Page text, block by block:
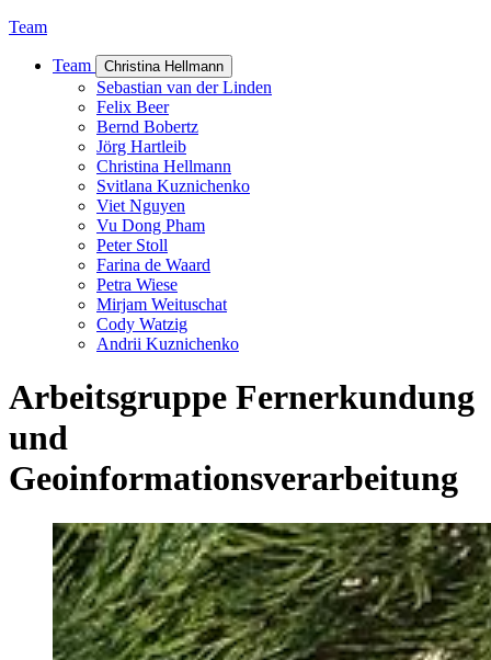
Team
Team Christina Hellmann
Sebastian van der Linden
Felix Beer
Bernd Bobertz
Jörg Hartleib
Christina Hellmann
Svitlana Kuznichenko
Viet Nguyen
Vu Dong Pham
Peter Stoll
Farina de Waard
Petra Wiese
Mirjam Weituschat
Cody Watzig
Andrii Kuznichenko
Arbeitsgruppe Fernerkundung
und
Geoinformationsverarbeitung